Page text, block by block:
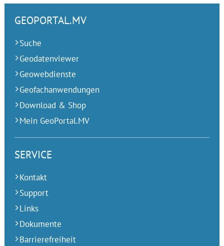
GEOPORTAL.MV
Suche
Geodatenviewer
Geowebdienste
Geofachanwendungen
Download & Shop
Mein GeoPortal.MV
SERVICE
Kontakt
Support
Links
Dokumente
Barrierefreiheit